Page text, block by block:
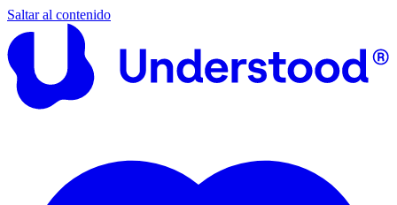
Saltar al contenido